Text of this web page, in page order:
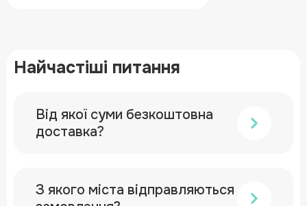
Найчастіші питання
Від якої суми безкоштовна
доставка?
З якого міста відправляються